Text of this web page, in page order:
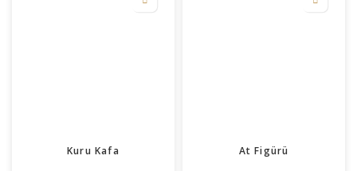
Kuru Kafa At Figürü